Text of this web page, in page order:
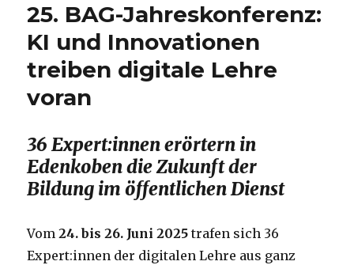
25. BAG-Jahreskonferenz:
KI und Innovationen
treiben digitale Lehre
voran
36 Expert:innen erörtern in
Edenkoben die Zukunft der
Bildung im öffentlichen Dienst
Vom24. bis 26. Juni 2025 trafen sich 36
Expert:innen der digitalen Lehre aus ganz